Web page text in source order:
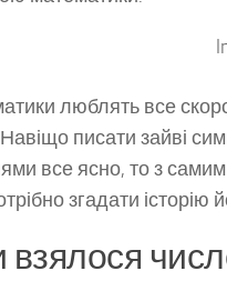
люблять все
писати зайві
все ясно, то з
згадати історію
взялося